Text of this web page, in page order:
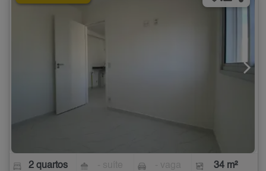
2 quartos 34 m²